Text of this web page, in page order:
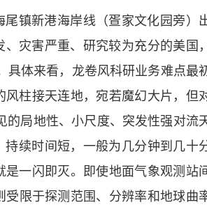
镇新港海岸线（疍家文化园旁）
灾害严重、研究较为充分的美国
具体来看，龙卷风科研业务难点最
柱接天连地，宛若魔幻大片，但
的局地性、小尺度、突发性强对流
续时间短，一般为几分钟到几十
一闪即灭。即使地面气象观测站
受限于探测范围、分辨率和地球曲